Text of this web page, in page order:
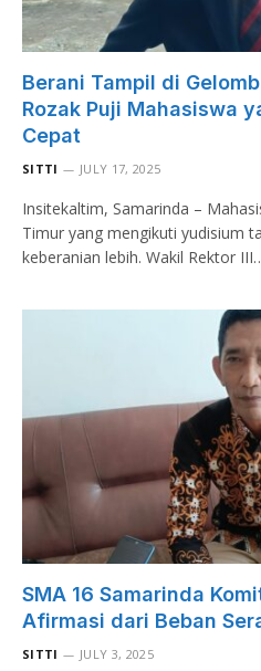
Berani Tampil di
Rozak Puji Mahasiswa
Cepat
SITTI JULY 17, 2025
Insitekaltim, Samarinda –
Timur yang mengikuti yudisium
keberanian lebih. Wakil Rektor
SMA 16 Samarinda
Afirmasi dari Beban
SITTI JULY 3, 2025